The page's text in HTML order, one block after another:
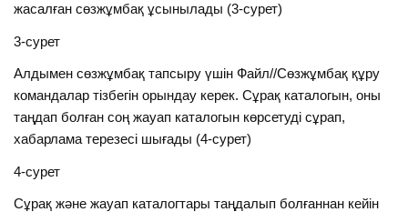
жасалған сөзжұмбақ ұсынылады (3-сурет)
3-сурет
Алдымен сөзжұмбақ тапсыру үшін Файл//Сөзжұмбақ құру
командалар тізбегін орындау керек. Сұрақ каталогын, оны
таңдап болған соң жауап каталогын көрсетуді сұрап,
хабарлама терезесі шығады (4-сурет)
4-сурет
Сұрақ және жауап каталогтары таңдалып болғаннан кейін